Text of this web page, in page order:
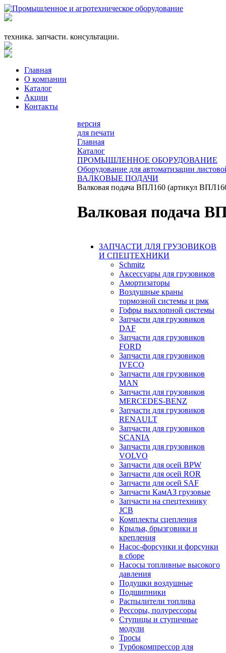
техника. запчасти. консультации.
Главная
О компании
Каталог
Акции
Контакты
версия
для печати
Главная
Каталог
ПРОМЫШЛЕННОЕ ОБОРУДОВАНИЕ
Оборудование для автоматизации
ВАЛКОВЫЕ ПОДАЧИ
Валковая подача ВПЛ160 (артикул
Валковая подача
ЗАПЧАСТИ ДЛЯ ГРУЗОВИКОВ
И СПЕЦТЕХНИКИ
Schmitz
Аксессуары для грузовиков
Амортизаторы
Воздушные краны
тормозной системы и рмк
Гофры выхлопной системы
Запчасти для грузовиков
DAF
Запчасти для грузовиков
FORD
Запчасти для грузовиков
IVECO
Запчасти для грузовиков
MAN
Запчасти для грузовиков
MERCEDES-BENZ
Запчасти для грузовиков
RENAULT
Запчасти для грузовиков
SCANIA
Запчасти для грузовиков
VOLVO
Запчасти для осей BPW
Запчасти для осей ROR
Запчасти для осей SAF
Запчасти КамАЗ грузовые
Запчасти на спецтехнику
JCB
Комплекты сцепления
Крылья, брызговики и
крепления
Насос-форсунки и форсунки
в сборе
Насосы топливные высокого
давления
Подушки воздушные
Подшипники
Распылители топлива
Рессоры, полурессоры
Ступицы и ступичные
модули
Тросы
Турбокомпрессор для